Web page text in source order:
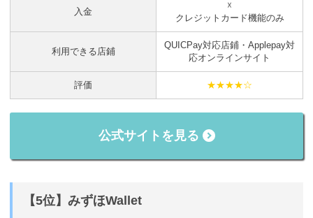
入金
☓
クレジットカード機能のみ
利用できる店鋪
QUICPay対応店鋪・Applepay対
応オンラインサイト
評価 ★★★★☆
公式サイトを見る
【5位】みずほWallet